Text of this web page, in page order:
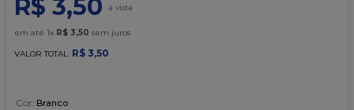
R$ 3,50
em até 1x R$ 3,50 sem juros
VALOR TOTAL: R$ 3,50
Cor: Branco
9º
caixa kraft
10º chocolate